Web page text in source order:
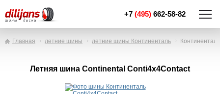
+7 (495) 662-58-82
Главная летние шины летние шины Континенталь
Летняя шина Continental Conti4x4Contact